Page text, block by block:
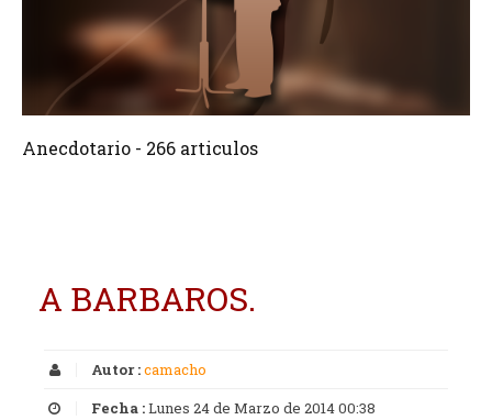
Crear 266 Articulos
Anecdotario - 266 articulos
A BARBAROS.
Autor :camacho
Fecha :Lunes 24 de Marzo de 2014 00:38